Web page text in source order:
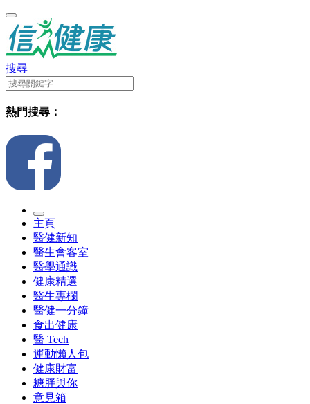
搜尋
熱門搜尋：
主頁
醫健新知
醫生會客室
醫學通識
健康精選
醫生專欄
醫健一分鐘
食出健康
醫 Tech
運動懶人包
健康財富
糖胖與你
意見箱